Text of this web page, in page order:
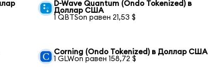
D-Wave Quantum (Ondo Tokenized) в
Доллар США
1 QBTSon равен 21,53 $
Corning (Ondo Tokenized) в Доллар США
1 GLWon равен 158,72 $